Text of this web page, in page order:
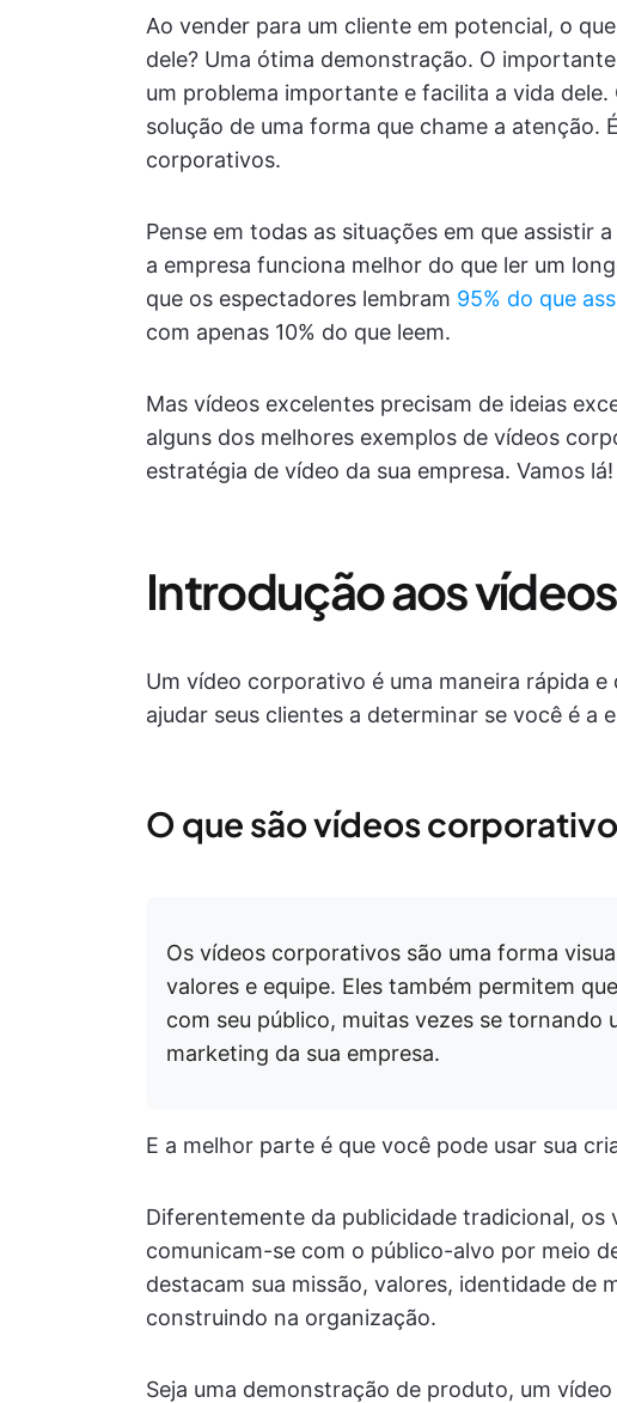
Ao vender para um cliente em potencial, o
dele? Uma ótima demonstração. O
um problema importante e facilita a vida
solução de uma forma que chame a atenção.
corporativos.
Pense em todas as situações em que assistir
a empresa funciona melhor do que ler um
que os espectadores lembram 95% do que
com apenas 10% do que leem.
Mas vídeos excelentes precisam de ideias
alguns dos melhores exemplos de vídeos
estratégia de vídeo da sua empresa. Vamos lá!
Introdução aos
Um vídeo corporativo é uma maneira rápida
ajudar seus clientes a determinar se você é a
O que são vídeos
Os vídeos corporativos são uma forma
valores e equipe. Eles também permitem
com seu público, muitas vezes se tornando
marketing da sua empresa.
E a melhor parte é que você pode usar sua
Diferentemente da publicidade tradicional,
comunicam-se com o público-alvo por meio
destacam sua missão, valores, identidade de
construindo na organização.
Seja uma demonstração de produto, um